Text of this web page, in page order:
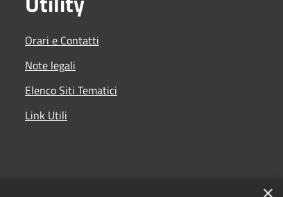
Orari e Contatti
Note legali
Elenco Siti Tematici
Link Utili